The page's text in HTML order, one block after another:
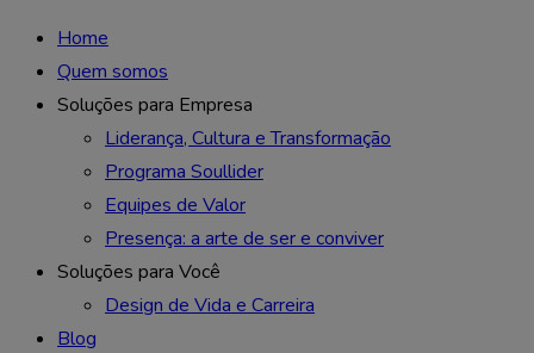
Home
Quem somos
Soluções para Empresa
Liderança, Cultura e Transformação
Programa Soullider
Equipes de Valor
Presença: a arte de ser e conviver
Soluções para Você
Design de Vida e Carreira
Blog